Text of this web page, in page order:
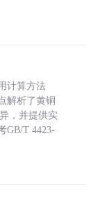
计算方法
解析了黄铜
，并提供实
GB/T 4423-